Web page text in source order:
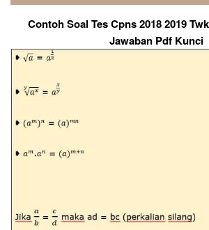
Contoh Soal Tes Cpns 2018 2019
Jawaban Pdf Kunci